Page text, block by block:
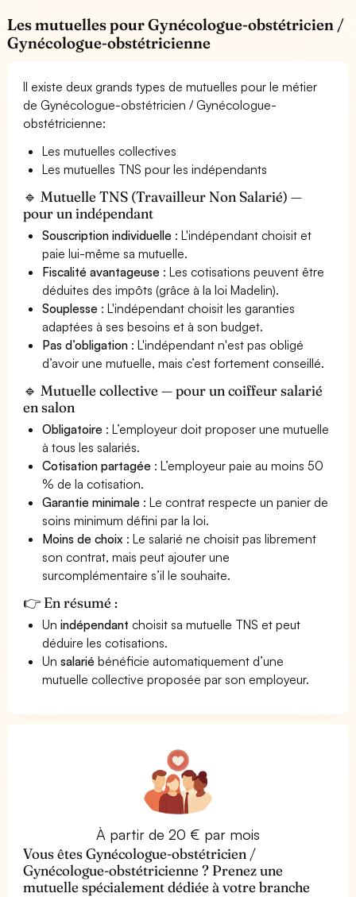
Les mutuelles pour Gynécologue-obstétricien /
Gynécologue-obstétricienne
Il existe deux grands types de mutuelles pour le métier
de Gynécologue-obstétricien / Gynécologue-
obstétricienne:
Les mutuelles collectives
Les mutuelles TNS pour les indépendants
🔹 Mutuelle TNS (Travailleur Non Salarié) —
pour un indépendant
Souscription individuelle : L'indépendant choisit et
paie lui-même sa mutuelle.
Fiscalité avantageuse : Les cotisations peuvent être
déduites des impôts (grâce à la loi Madelin).
Souplesse : L'indépendant choisit les garanties
adaptées à ses besoins et à son budget.
Pas d’obligation : L'indépendant n'est pas obligé
d’avoir une mutuelle, mais c’est fortement conseillé.
🔹 Mutuelle collective — pour un coiffeur salarié
en salon
Obligatoire : L’employeur doit proposer une mutuelle
à tous les salariés.
Cotisation partagée : L’employeur paie au moins 50
% de la cotisation.
Garantie minimale : Le contrat respecte un panier de
soins minimum défini par la loi.
Moins de choix : Le salarié ne choisit pas librement
son contrat, mais peut ajouter une
surcomplémentaire s’il le souhaite.
👉 En résumé :
Unindépendant choisit sa mutuelle TNS et peut
déduire les cotisations.
Unsalarié bénéficie automatiquement d’une
mutuelle collective proposée par son employeur.
À partir de 20 € par mois
Vous êtes Gynécologue-obstétricien /
Gynécologue-obstétricienne ? Prenez une
mutuelle spécialement dédiée à votre branche